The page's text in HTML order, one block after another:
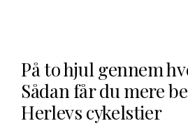
På to hjul gennem
Sådan får du mere
Herlevs cykelstier